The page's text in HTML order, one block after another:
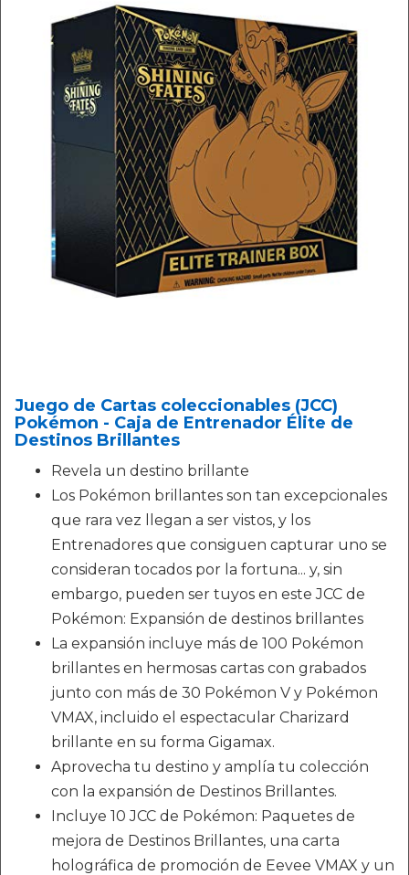
Juego de Cartas coleccionables (JCC)
Pokémon - Caja de Entrenador Élite de
Destinos Brillantes
Revela un destino brillante
Los Pokémon brillantes son tan excepcionales
que rara vez llegan a ser vistos, y los
Entrenadores que consiguen capturar uno se
consideran tocados por la fortuna... y, sin
embargo, pueden ser tuyos en este JCC de
Pokémon: Expansión de destinos brillantes
La expansión incluye más de 100 Pokémon
brillantes en hermosas cartas con grabados
junto con más de 30 Pokémon V y Pokémon
VMAX, incluido el espectacular Charizard
brillante en su forma Gigamax.
Aprovecha tu destino y amplía tu colección
con la expansión de Destinos Brillantes.
Incluye 10 JCC de Pokémon: Paquetes de
mejora de Destinos Brillantes, una carta
holográfica de promoción de Eevee VMAX y un